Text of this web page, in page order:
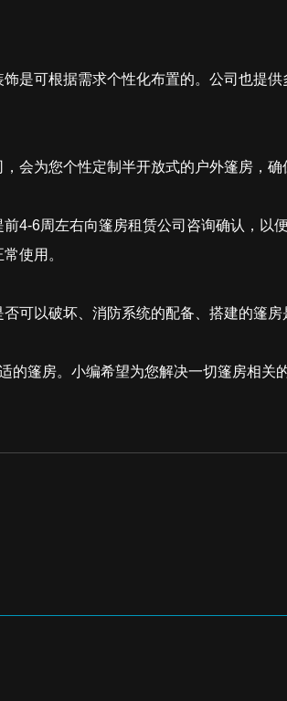
是可根据需求个性化布置的。公司也提供
会为您个性定制半开放式的户外篷房，确
4-6周左右向篷房租赁公司咨询确认，以
使用。
可以破坏、消防系统的配备、搭建的篷
篷房。小编希望为您解决一切篷房相关